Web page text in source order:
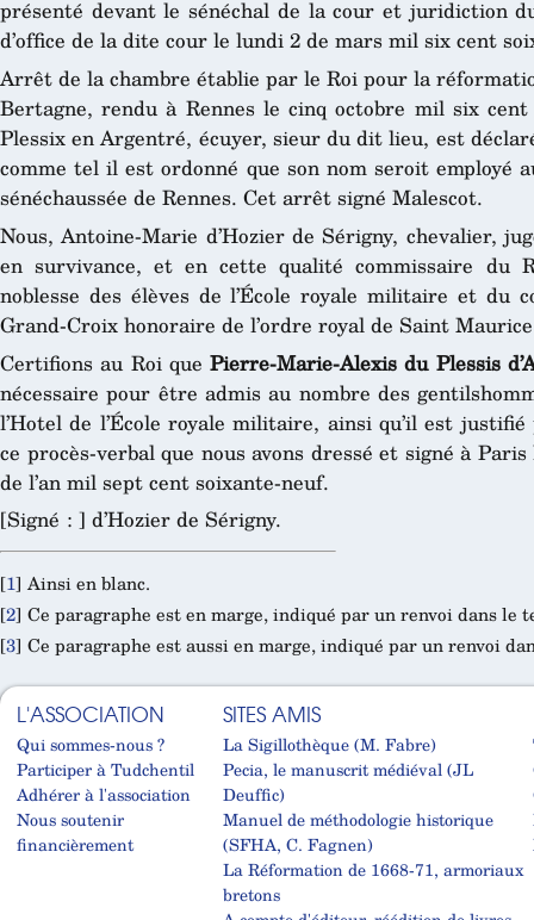
présenté devant le sénéchal de la cour et juridiction
d’office de la dite cour le lundi 2 de mars mil six cent
Arrêt de la chambre établie par le Roi pour la
Bertagne, rendu à Rennes le cinq octobre mil six
Plessix en Argentré, écuyer, sieur du dit lieu, est
comme tel il est ordonné que son nom seroit employé
sénéchaussée de Rennes. Cet arrêt signé Malescot.
Nous, Antoine-Marie d’Hozier de Sérigny, chevalier,
en survivance, et en cette qualité commissaire du
noblesse des élèves de l’École royale militaire et du
Grand-Croix honoraire de l’ordre royal de Saint
Certifions au Roi que Pierre-Marie-Alexis du Plessis
nécessaire pour être admis au nombre des
l’Hotel de l’École royale militaire, ainsi qu’il est
ce procès-verbal que nous avons dressé et signé à
de l’an mil sept cent soixante-neuf.
[Signé : ] d’Hozier de Sérigny.
[1] Ainsi en blanc.
[2] Ce paragraphe est en marge, indiqué par un renvoi dans le
[3] Ce paragraphe est aussi en marge, indiqué par un renvoi
L'ASSOCIATION
Qui sommes-nous ?
Participer à Tudchentil
Adhérer à l'association
Nous soutenir
financièrement
SITES AMIS
La Sigillothèque (M. Fabre)
Pecia, le manuscrit médiéval (JL
Deuffic)
Manuel de méthodologie historique
(SFHA, C. Fagnen)
La Réformation de 1668-71, armoriaux
bretons